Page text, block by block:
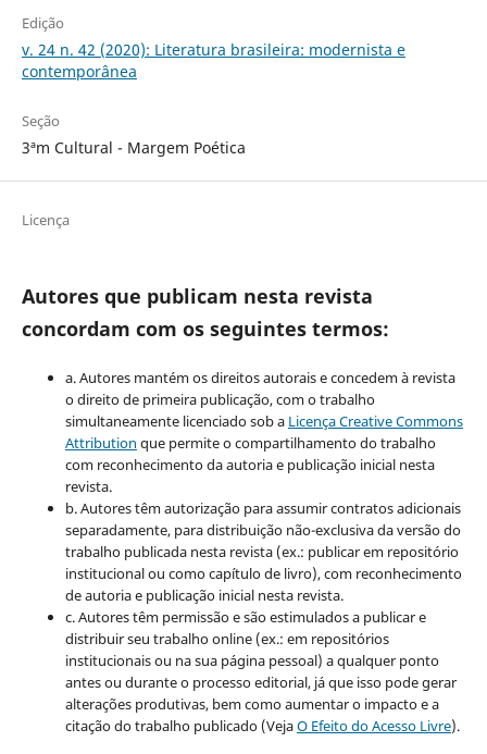
Edição
v. 24 n. 42 (2020): Literatura brasileira: modernista e
contemporânea
Seção
3ªm Cultural - Margem Poética
Licença
Autores que publicam nesta revista
concordam com os seguintes termos:
a. Autores mantém os direitos autorais e concedem à revista
o direito de primeira publicação, com o trabalho
simultaneamente licenciado sob a Licença Creative Commons
Attribution que permite o compartilhamento do trabalho
com reconhecimento da autoria e publicação inicial nesta
revista.
b. Autores têm autorização para assumir contratos adicionais
separadamente, para distribuição não-exclusiva da versão do
trabalho publicada nesta revista (ex.: publicar em repositório
institucional ou como capítulo de livro), com reconhecimento
de autoria e publicação inicial nesta revista.
c. Autores têm permissão e são estimulados a publicar e
distribuir seu trabalho online (ex.: em repositórios
institucionais ou na sua página pessoal) a qualquer ponto
antes ou durante o processo editorial, já que isso pode gerar
alterações produtivas, bem como aumentar o impacto e a
citação do trabalho publicado (VejaO Efeito do Acesso Livre).